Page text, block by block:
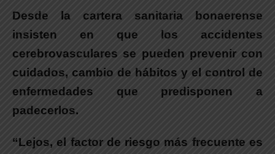
Desde la cartera sanitaria bonaerense
insisten en que los accidentes
cerebrovasculares se pueden prevenir con
cuidados, cambio de hábitos y el control de
enfermedades que predisponen a
padecerlos.
“Lejos, el factor de riesgo más frecuente es